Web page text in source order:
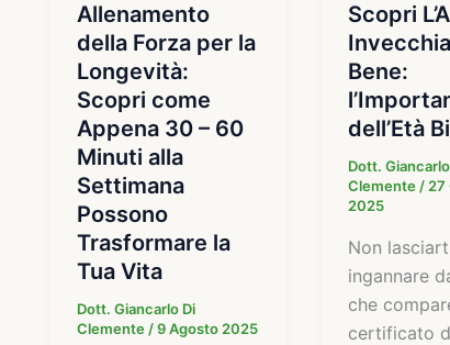
Allenamento
della Forza per la
Longevità:
Scopri come
Appena 30 – 60
Minuti alla
Settimana
Possono
Trasformare la
Tua Vita
Dott. Giancarlo Di
Clemente /9 Agosto 2025
Scopri
Bene:
dell’Età
Dott.
Clemente / 27
2025
Non
ingannare
che
certificato